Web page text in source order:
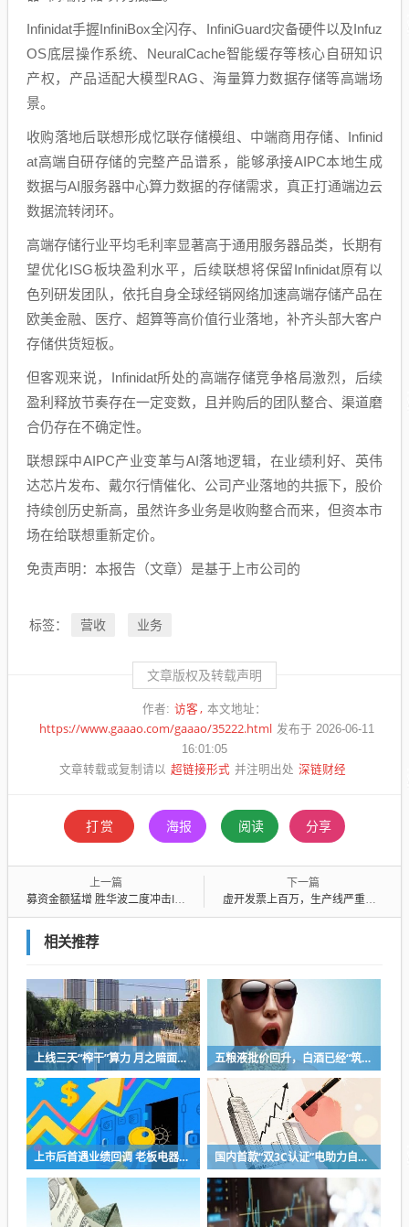
Infinidat手握InfiniBox全闪存、InfiniGuard灾备硬件以及Infuz
OS底层操作系统、NeuralCache智能缓存等核心自研知识
产权，产品适配大模型RAG、海量算力数据存储等高端场
景。
收购落地后联想形成忆联存储模组、中端商用存储、Infinid
at高端自研存储的完整产品谱系，能够承接AIPC本地生成
数据与AI服务器中心算力数据的存储需求，真正打通端边云
数据流转闭环。
高端存储行业平均毛利率显著高于通用服务器品类，长期有
望优化ISG板块盈利水平，后续联想将保留Infinidat原有以
色列研发团队，依托自身全球经销网络加速高端存储产品在
欧美金融、医疗、超算等高价值行业落地，补齐头部大客户
存储供货短板。
但客观来说，Infinidat所处的高端存储竞争格局激烈，后续
盈利释放节奏存在一定变数，且并购后的团队整合、渠道磨
合仍存在不确定性。
联想踩中AIPC产业变革与AI落地逻辑，在业绩利好、英伟
达芯片发布、戴尔行情催化、公司产业落地的共振下，股价
持续创历史新高，虽然许多业务是收购整合而来，但资本市
场在给联想重新定价。
免责声明：本报告（文章）是基于上市公司的
标签： 营收 业务
文章版权及转载声明
作者: 访客 本文地址：
https://www.gaaao.com/gaaao/35222.html 发布于 2026-06-11
16:01:05
文章转载或复制请以 超链接形式 并注明出处 深链财经
打赏 海报 阅读 分享
上一篇
募资金额猛增 胜华波二度冲击IPO
下一篇
虚开发票上百万，生产线严重缺陷，药企被踢出集采
相关推荐
上线三天“榨干”算力 月之暗面被Kimi K3“逼”着IPO 五粮液批价回升，白酒已经“筑底”？
上市后首遇业绩回调 老板电器将完成代际交棒 少帅掌舵闯存量周期 国内首款“双3C认证”电助力自行车上市，京东京造率先完成全链路安全认证